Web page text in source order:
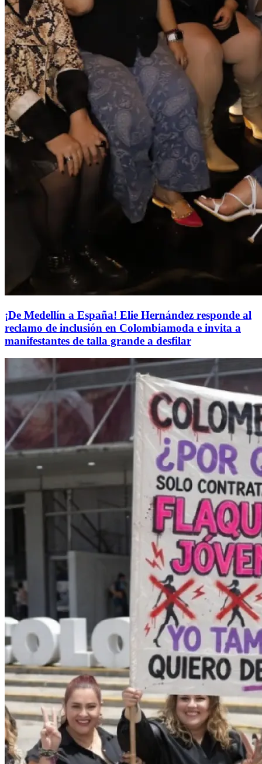
¡De Medellín a España! Elie Hernández responde al
reclamo de inclusión en Colombiamoda e invita a
manifestantes de talla grande a desfilar